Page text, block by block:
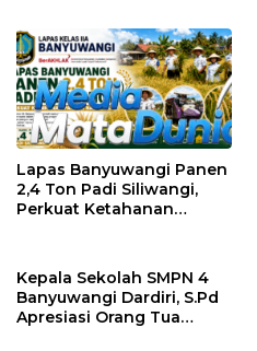
Masyarakat
Lapas Banyuwangi Panen
2,4 Ton Padi Siliwangi,
Perkuat Ketahanan
Kepala Sekolah SMPN 4
Banyuwangi Dardiri, S.Pd
Apresiasi Orang Tua